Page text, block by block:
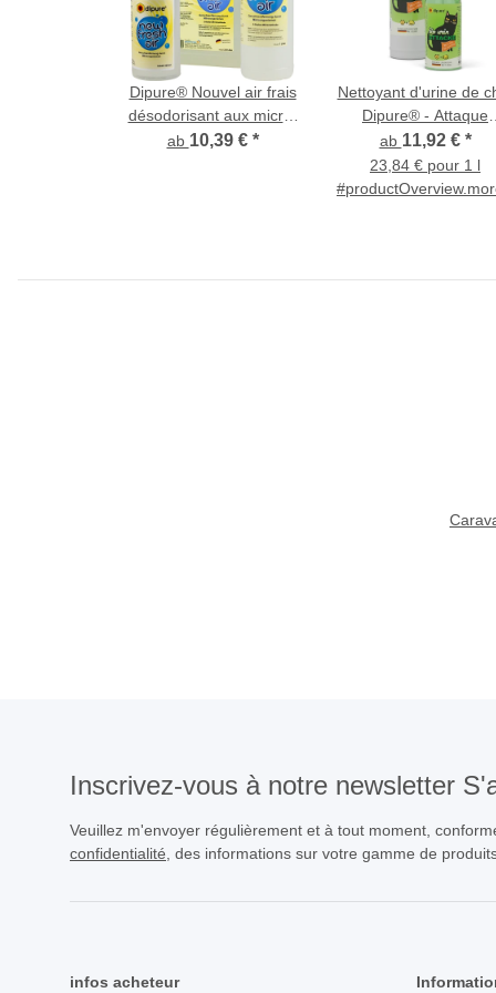
Dipure® Nouvel air frais
désodorisant aux micro-
organismes
ab 10,39 € *
Nettoyant d'urine de
Dipure® - Attaque
d'urine biologique -
Éliminateur d'odeurs
micro-organismes
ab 11,92 € *
23,84 € pour 1 l
Inscrivez-vous à notre newsletter
Veuillez m'envoyer régulièrement et à tout moment,
confidentialité , des informations sur votre gamme de
infos acheteur